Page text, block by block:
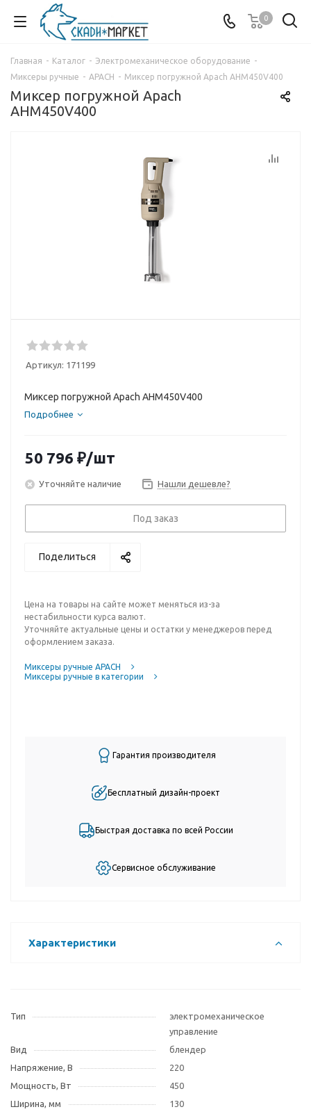
0
Главная - Каталог - Электромеханическое оборудование -
Миксеры ручные - APACH - Миксер погружной Apach AHM450V400
Миксер погружной Apach
AHM450V400
Артикул: 171199
Миксер погружной Apach AHM450V400
Подробнее
50 796 ₽/шт
Уточняйте наличие Нашли дешевле?
Под заказ
Поделиться
Цена на товары на сайте может меняться из-за
нестабильности курса валют.
Уточняйте актуальные цены и остатки у менеджеров перед
оформлением заказа.
Миксеры ручные APACH
Миксеры ручные в категории
Гарантия производителя
Бесплатный дизайн-проект
Быстрая доставка по всей России
Сервисное обслуживание
Характеристики
Тип
электромеханическое
управление
Вид
блендер
Напряжение, В
220
Мощность, Вт
450
Ширина, мм
130